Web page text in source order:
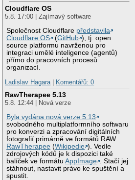
Cloudflare OS
5.8. 17:00 | Zajímavý software
Společnost Cloudflare představila
Cloudflare OS
(GitHub ), tj. open
source platformu navrženou pro
integraci umělé inteligence (agentů)
přímo do pracovních procesů
organizací.
Ladislav Hagara | Komentářů: 0
RawTherapee 5.13
5.8. 12:44 | Nová verze
Byla vydána nová verze 5.13
svobodného multiplatformního softwaru
pro konverzi a zpracování digitálních
fotografií primárně ve formátů RAW
RawTherapee (Wikipedie ). Vedle
zdrojových kódů je k dispozici také
balíček ve formátuAppImage
. Stačí jej
stáhnout, nastavit právo ke spuštění a
spustit.